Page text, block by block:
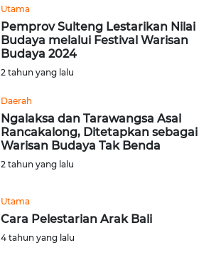
Utama
Pemprov Sulteng Lestarikan Nilai
Budaya melalui Festival Warisan
Budaya 2024
2 tahun yang lalu
Daerah
Ngalaksa dan Tarawangsa Asal
Rancakalong, Ditetapkan sebagai
Warisan Budaya Tak Benda
2 tahun yang lalu
Utama
Cara Pelestarian Arak Bali
4 tahun yang lalu